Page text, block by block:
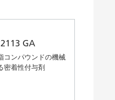
GA
コンパウンドの機械
密着性付与剤